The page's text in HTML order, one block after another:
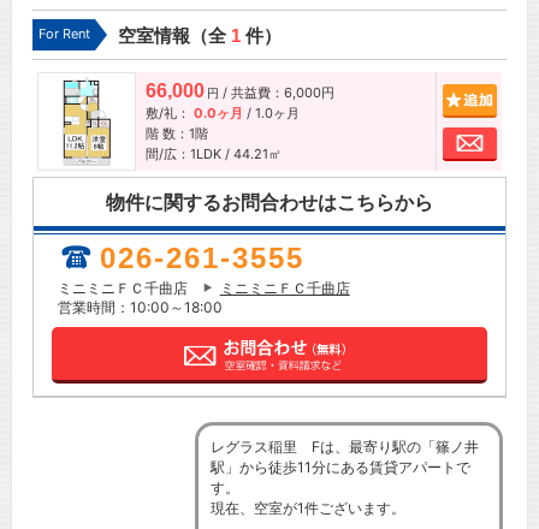
For Rent 空室情報（全 1件）
66,000 円 / 共益費：6,000円
敷/礼： 0.0ヶ月 / 1.0ヶ月
階 数：1階
間/広：1LDK / 44.21㎡
お問
物件に関するお問合わせはこちらから
026-261-3555
ミニミニＦＣ千曲店
ミニミニＦＣ千曲店
営業時間：10:00～18:00
レグラス稲里 Fは、最寄り駅の「篠ノ井
駅」から徒歩11分にある賃貸アパートで
す。
現在、空室が1件ございます。